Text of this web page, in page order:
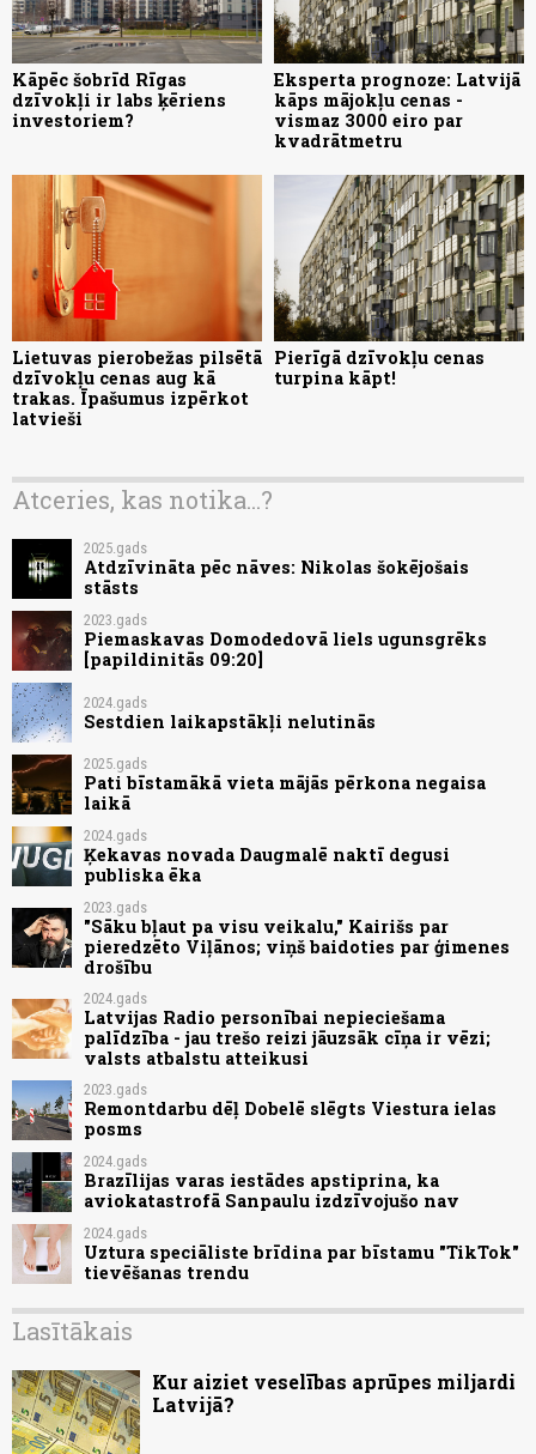
Kāpēc šobrīd Rīgas
dzīvokļi ir labs ķēriens
investoriem?
Eksperta prognoze: Latvijā
kāps mājokļu cenas -
vismaz 3000 eiro par
kvadrātmetru
Lietuvas pierobežas pilsētā
dzīvokļu cenas aug kā
trakas. Īpašumus izpērkot
latvieši
Pierīgā dzīvokļu cenas
turpina kāpt!
Atceries, kas notika...?
2025.gads
Atdzīvināta pēc nāves: Nikolas šokējošais
stāsts
2023.gads
Piemaskavas Domodedovā liels ugunsgrēks
[papildinitās 09:20]
2024.gads
Sestdien laikapstākļi nelutinās
2025.gads
Pati bīstamākā vieta mājās pērkona negaisa
laikā
2024.gads
Ķekavas novada Daugmalē naktī degusi
publiska ēka
2023.gads
"Sāku bļaut pa visu veikalu," Kairišs par
pieredzēto Viļānos; viņš baidoties par ģimenes
drošību
2024.gads
Latvijas Radio personībai nepieciešama
palīdzība - jau trešo reizi jāuzsāk cīņa ir vēzi;
valsts atbalstu atteikusi
2023.gads
Remontdarbu dēļ Dobelē slēgts Viestura ielas
posms
2024.gads
Brazīlijas varas iestādes apstiprina, ka
aviokatastrofā Sanpaulu izdzīvojušo nav
2024.gads
Uztura speciāliste brīdina par bīstamu "TikTok"
tievēšanas trendu
Lasītākais
Kur aiziet veselības aprūpes miljardi
Latvijā?